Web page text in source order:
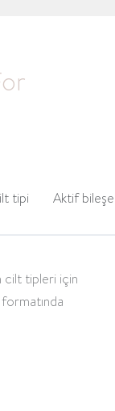
tipi Aktif
cilt tipleri için